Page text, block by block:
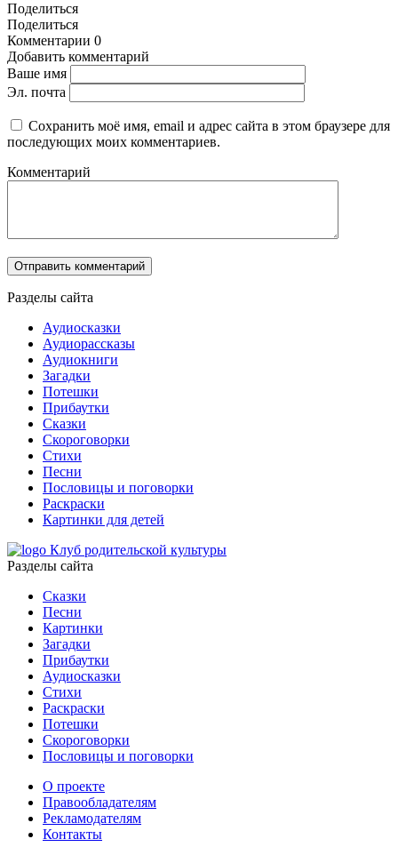
Поделиться
Поделиться
Комментарии 0
Добавить комментарий
Ваше имя
Эл. почта
Сохранить моё имя, email и адрес сайта в этом браузере для
последующих моих комментариев.
Комментарий
Разделы сайта
Аудиосказки
Аудиорассказы
Аудиокниги
Загадки
Потешки
Прибаутки
Сказки
Скороговорки
Стихи
Песни
Пословицы и поговорки
Раскраски
Картинки для детей
Клуб родительской культуры
Разделы сайта
Сказки
Песни
Картинки
Загадки
Прибаутки
Аудиосказки
Стихи
Раскраски
Потешки
Скороговорки
Пословицы и поговорки
О проекте
Правообладателям
Рекламодателям
Контакты